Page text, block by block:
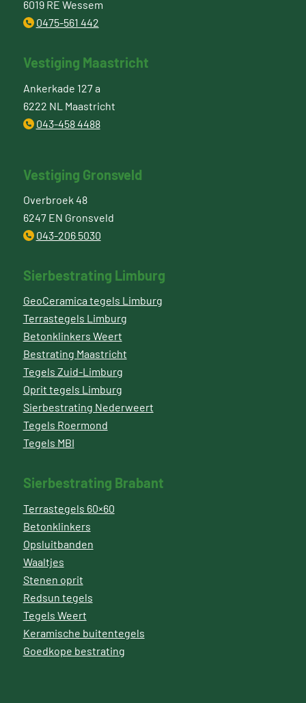
6019 RE Wessem
0475-561 442
Vestiging Maastricht
Ankerkade 127 a
6222 NL Maastricht
043-458 4488
Vestiging Gronsveld
Overbroek 48
6247 EN Gronsveld
043-206 5030
Sierbestrating Limburg
GeoCeramica tegels Limburg
Terrastegels Limburg
Betonklinkers Weert
Bestrating Maastricht
Tegels Zuid-Limburg
Oprit tegels Limburg
Sierbestrating Nederweert
Tegels Roermond
Tegels MBI
Sierbestrating Brabant
Terrastegels 60×60
Betonklinkers
Opsluitbanden
Waaltjes
Stenen oprit
Redsun tegels
Tegels Weert
Keramische buitentegels
Goedkope bestrating